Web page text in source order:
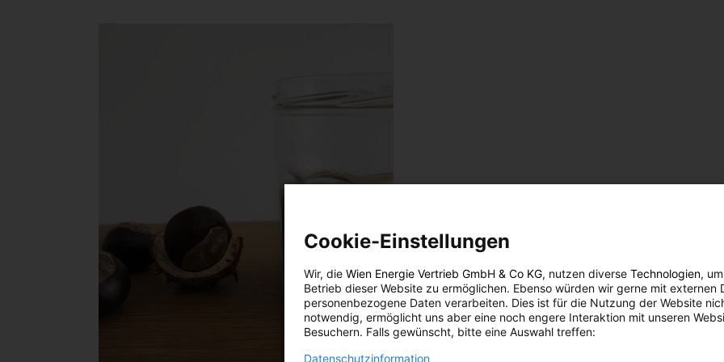
Cookie-Einstellungen
Wir, die Wien Energie Vertrieb GmbH & Co KG, nutzen diverse Technologien,
Betrieb dieser Website zu ermöglichen. Ebenso würden wir gerne mit externen
personenbezogene Daten verarbeiten. Dies ist für die Nutzung der Website
notwendig, ermöglicht uns aber eine noch engere Interaktion mit unseren
Besuchern. Falls gewünscht, bitte eine Auswahl treffen:
Datenschutzinformation